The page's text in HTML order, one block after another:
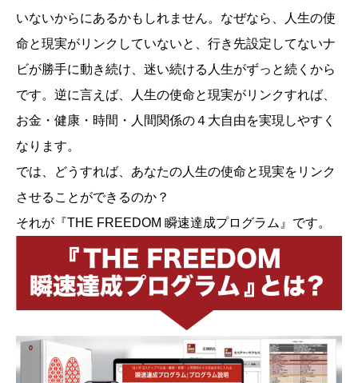
いないからにあるかもしれません。なぜなら、人生の使
命と現実がリンクしていないと、行き先設定してないナ
ビが勝手に動き続け、迷い続ける人生がずっと続くから
です。逆に言えば、人生の使命と現実がリンクすれば、
お金・健康・時間・人間関係の４大自由を実現しやすく
なります。
では、どうすれば、あなたの人生の使命と現実をリンク
させることができるのか？
それが『THE FREEDOM 瞬速達成プログラム』です。